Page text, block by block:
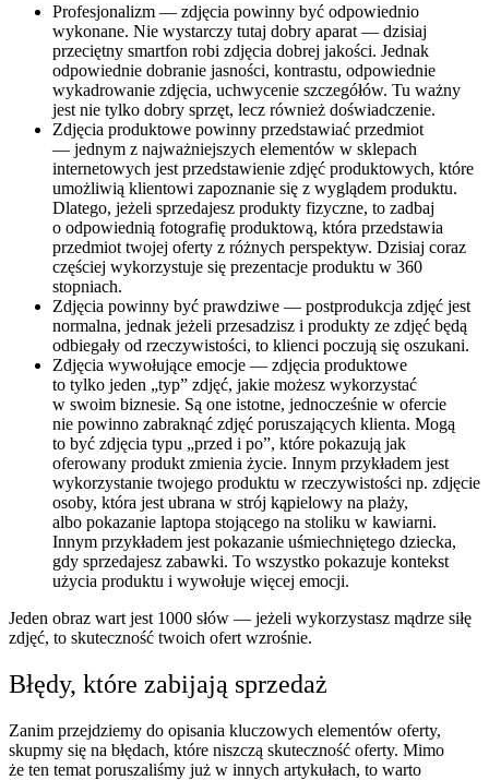
Profesjonalizm — zdjęcia powinny być odpowiednio
wykonane. Nie wystarczy tutaj dobry aparat — dzisiaj
przeciętny smartfon robi zdjęcia dobrej jakości. Jednak
odpowiednie dobranie jasności, kontrastu, odpowiednie
wykadrowanie zdjęcia, uchwycenie szczegółów. Tu ważny
jest nie tylko dobry sprzęt, lecz również doświadczenie.
Zdjęcia produktowe powinny przedstawiać przedmiot
— jednym z najważniejszych elementów w sklepach
internetowych jest przedstawienie zdjęć produktowych, które
umożliwią klientowi zapoznanie się z wyglądem produktu.
Dlatego, jeżeli sprzedajesz produkty fizyczne, to zadbaj
o odpowiednią fotografię produktową, która przedstawia
przedmiot twojej oferty z różnych perspektyw. Dzisiaj coraz
częściej wykorzystuje się prezentacje produktu w 360
stopniach.
Zdjęcia powinny być prawdziwe — postprodukcja zdjęć jest
normalna, jednak jeżeli przesadzisz i produkty ze zdjęć będą
odbiegały od rzeczywistości, to klienci poczują się oszukani.
Zdjęcia wywołujące emocje — zdjęcia produktowe
to tylko jeden „typ” zdjęć, jakie możesz wykorzystać
w swoim biznesie. Są one istotne, jednocześnie w ofercie
nie powinno zabraknąć zdjęć poruszających klienta. Mogą
to być zdjęcia typu „przed i po”, które pokazują jak
oferowany produkt zmienia życie. Innym przykładem jest
wykorzystanie twojego produktu w rzeczywistości np. zdjęcie
osoby, która jest ubrana w strój kąpielowy na plaży,
albo pokazanie laptopa stojącego na stoliku w kawiarni.
Innym przykładem jest pokazanie uśmiechniętego dziecka,
gdy sprzedajesz zabawki. To wszystko pokazuje kontekst
użycia produktu i wywołuje więcej emocji.
Jeden obraz wart jest 1000 słów — jeżeli wykorzystasz mądrze siłę
zdjęć, to skuteczność twoich ofert wzrośnie.
Błędy, które zabijają sprzedaż
Zanim przejdziemy do opisania kluczowych elementów oferty,
skupmy się na błędach, które niszczą skuteczność oferty. Mimo
że ten temat poruszaliśmy już w innych artykułach, to warto